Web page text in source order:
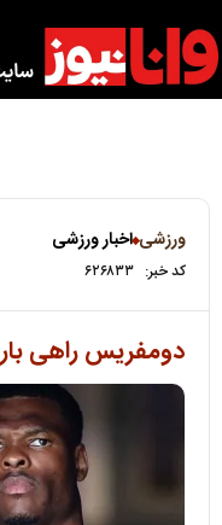
ورزشی اخبار ورزشی
کد خبر: ۶۲۶۸۳۳
دومفریس راهی